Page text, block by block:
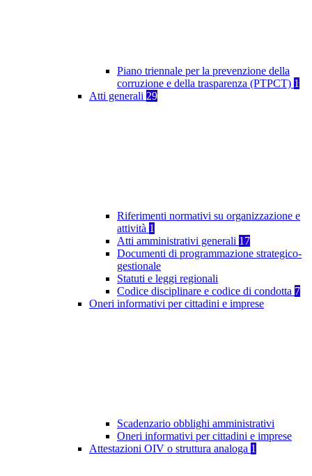
Piano triennale per la prevenzione della
corruzione e della trasparenza (PTPCT) 1
Atti generali 29
Riferimenti normativi su organizzazione e
attività 1
Atti amministrativi generali 17
Documenti di programmazione strategico-
gestionale
Statuti e leggi regionali
Codice disciplinare e codice di condotta 7
Oneri informativi per cittadini e imprese
Scadenzario obblighi amministrativi
Oneri informativi per cittadini e imprese
Attestazioni OIV o struttura analoga 1